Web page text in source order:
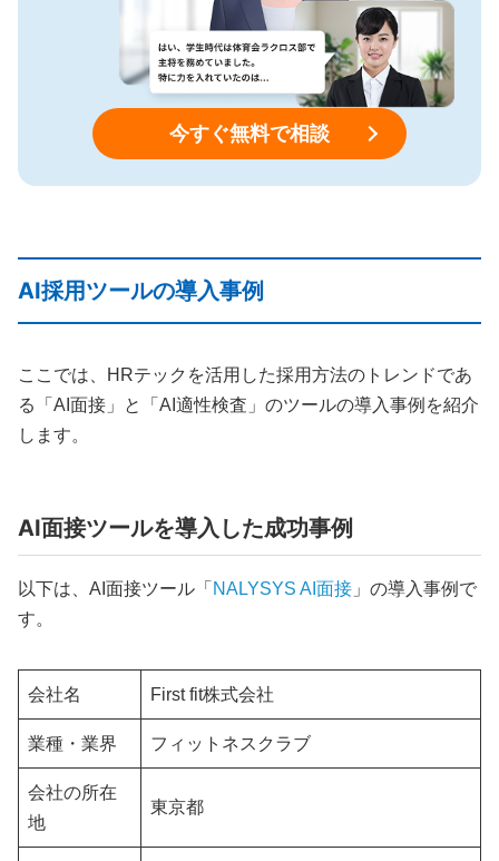
今すぐ無料で相談
AI採用ツールの導入事例
ここでは、HRテックを活用した採用方法のトレンドであ
る「AI面接」と「AI適性検査」のツールの導入事例を紹介
します。
AI面接ツールを導入した成功事例
以下は、AI面接ツール「 NALYSYS AI面接 」の導入事例で
す。
会社名 First fit株式会社
業種・業界 フィットネスクラブ
会社の所在
地
東京都